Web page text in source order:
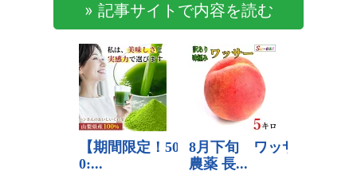
» 記事サイトで内容を読む